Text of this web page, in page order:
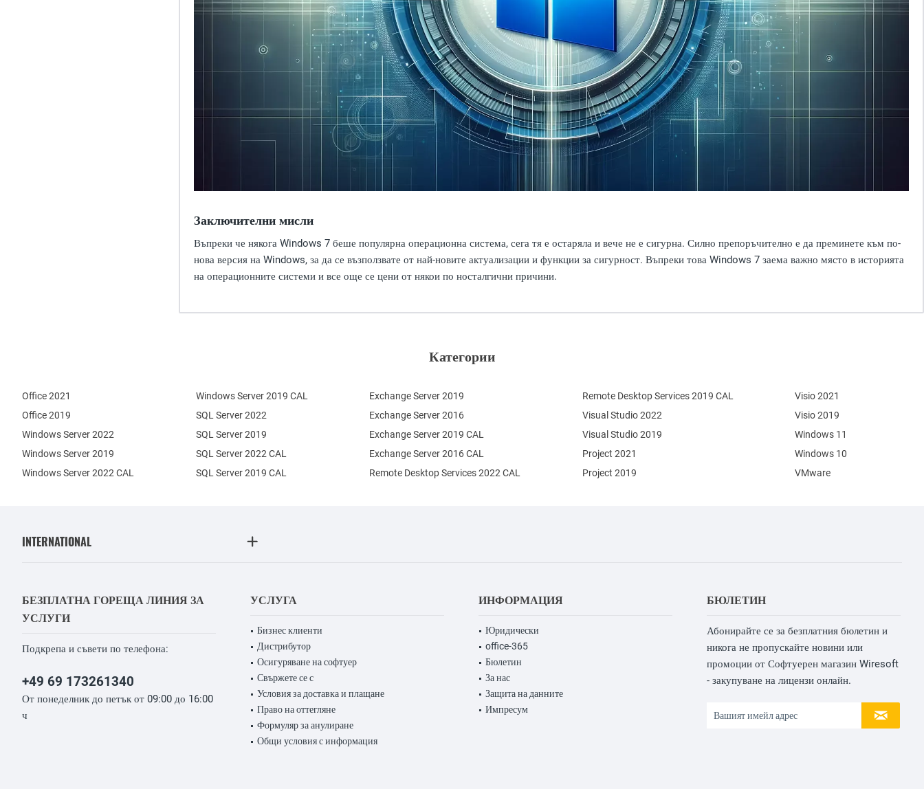
Заключителни мисли
Въпреки че някога Windows 7 беше популярна операционна система, сега тя е остаряла и вече не е сигурна. Силно препоръчително е да преминете към по-
нова версия на Windows, за да се възползвате от най-новите актуализации и функции за сигурност. Въпреки това Windows 7 заема важно място в историята
на операционните системи и все още се цени от някои по носталгични причини.
Категории
Office 2021
Office 2019
Windows Server 2022
Windows Server 2019
Exchange Server 2019
Exchange Server 2016
SQL Server 2022
SQL Server 2019
Windows Server 2022 CAL
Windows Server 2019 CAL
SQL Server 2022 CAL
SQL Server 2019 CAL
Remote Desktop Services 2022 CAL
Remote Desktop Services 2019 CAL
Exchange Server 2019 CAL
Exchange Server 2016 CAL
Visual Studio 2022
Visual Studio 2019
Project 2021
Project 2019
Visio 2021
Visio 2019
Windows 11
Windows 10
VMware
INTERNATIONAL
БЕЗПЛАТНА ГОРЕЩА ЛИНИЯ ЗА
УСЛУГИ
Подкрепа и съвети по телефона:
+49 69 173261340
От понеделник до петък от 09:00 до 16:00
ч
УСЛУГА
Бизнес клиенти
Дистрибутор
Осигуряване на софтуер
Свържете се с
Условия за доставка и плащане
Право на оттегляне
Формуляр за анулиране
Общи условия с информация
ИНФОРМАЦИЯ
Юридически
office-365
Бюлетин
За нас
Защита на данните
Импресум
БЮЛЕТИН
Абонирайте се за безплатния бюлетин и
никога не пропускайте новини или
промоции от Софтуерен магазин Wiresoft
- закупуване на лицензи онлайн.